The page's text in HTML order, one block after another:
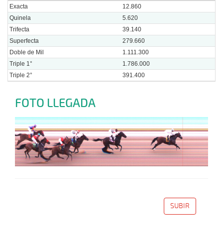
Exacta
12.860
Quinela
5.620
Trifecta
39.140
Superfecta
279.660
Doble de Mil
1.111.300
Triple 1°
1.786.000
Triple 2°
391.400
FOTO LLEGADA
SUBIR